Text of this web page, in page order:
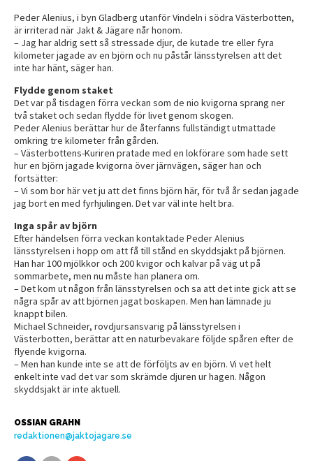
Peder Alenius, i byn Gladberg utanför Vindeln i södra Västerbotten,
är irriterad när Jakt & Jägare når honom.
– Jag har aldrig sett så stressade djur, de kutade tre eller fyra
kilometer jagade av en björn och nu påstår länsstyrelsen att det
inte har hänt, säger han.
Flydde genom staket
Det var på tisdagen förra veckan som de nio kvigorna sprang ner
två staket och sedan flydde för livet genom skogen.
Peder Alenius berättar hur de återfanns fullständigt utmattade
omkring tre kilometer från gården.
– Västerbottens-Kuriren pratade med en lokförare som hade sett
hur en björn jagade kvigorna över järnvägen, säger han och
fortsätter:
– Vi som bor här vet ju att det finns björn här, för två år sedan jagade
jag bort en med fyrhjulingen. Det var väl inte helt bra.
Inga spår av björn
Efter händelsen förra veckan kontaktade Peder Alenius
länsstyrelsen i hopp om att få till stånd en skyddsjakt på björnen.
Han har 100 mjölkkor och 200 kvigor och kalvar på väg ut på
sommarbete, men nu måste han planera om.
– Det kom ut någon från länsstyrelsen och sa att det inte gick att se
några spår av att björnen jagat boskapen. Men han lämnade ju
knappt bilen.
Michael Schneider, rovdjursansvarig på länsstyrelsen i
Västerbotten, berättar att en naturbevakare följde spåren efter de
flyende kvigorna.
– Men han kunde inte se att de förföljts av en björn. Vi vet helt
enkelt inte vad det var som skrämde djuren ur hagen. Någon
skyddsjakt är inte aktuell.
OSSIAN GRAHN
redaktionen@jaktojagare.se